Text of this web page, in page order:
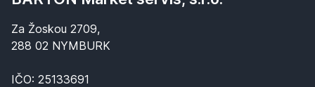
Za Žoskou 2709,
288 02 NYMBURK
IČO: 25133691